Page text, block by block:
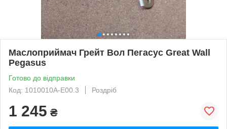
Маслоприймач Грейт Вол Пегасус Great Wall
Pegasus
Готово до відправки
Код: 1010010A-E00.3
Роздріб
1 245 ₴